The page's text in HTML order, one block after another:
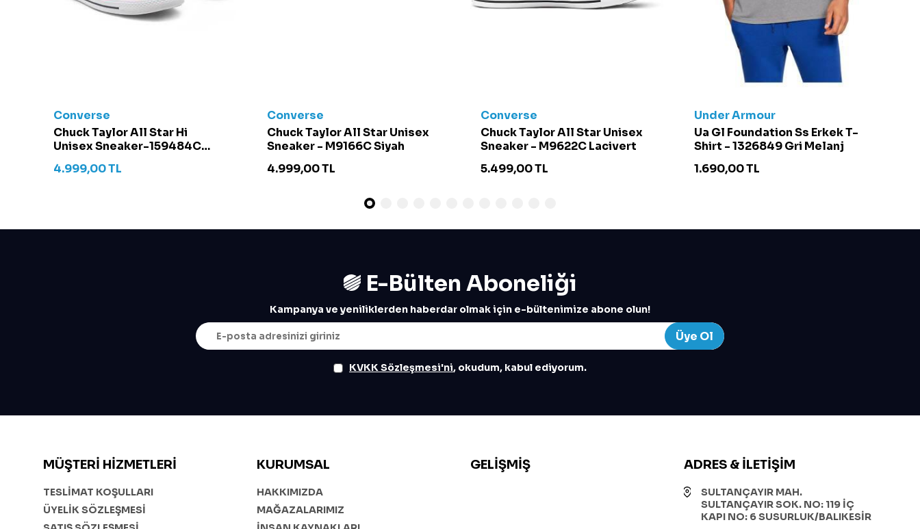
Converse
Chuck Taylor All Star Hi
Unisex Sneaker-159484C
4.999,00TL
Converse
Chuck Taylor All Star Unisex
Sneaker - M9166C Siyah
4.999,00TL
Converse
Chuck Taylor All Star Unisex
Sneaker - M9622C Lacivert
5.499,00TL
Under Armour
Ua Gl Foundation Ss Erkek T-
Shirt - 1326849 Gri Melanj
1.690,00TL
E-Bülten Aboneliği
Kampanya ve yeniliklerden haberdar olmak için e-bültenimize abone olun!
Üye Ol
KVKK Sözleşmesi'ni, okudum, kabul ediyorum.
MÜŞTERI HIZMETLERI
TESLİMAT KOŞULLARI
ÜYELİK SÖZLEŞMESİ
KURUMSAL
HAKKIMIZDA
MAĞAZALARIMIZ
GELIŞMIŞ ADRES & İLETIŞIM
SULTANÇAYIR MAH.
SULTANÇAYIR SOK. NO: 119 İÇ
KAPI NO: 6 SUSURLUK/BALIKESİR